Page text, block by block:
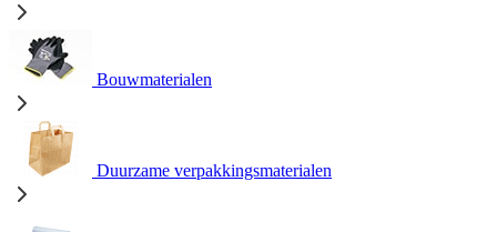
Bouwmaterialen
Duurzame verpakkingsmaterialen